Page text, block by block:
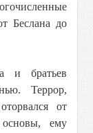
Беслана до
и братьев
Террор,
от
основы, ему